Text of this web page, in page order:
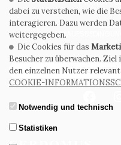
PRIVACY
dabei zu verstehen, wie die
interagieren. Dazu werden
weitergegeben.
Die Cookies für das
Besucher zu überwachen.
den einzelnen Nutzer
COOKIE-
Notwendig und technisch
Statistiken